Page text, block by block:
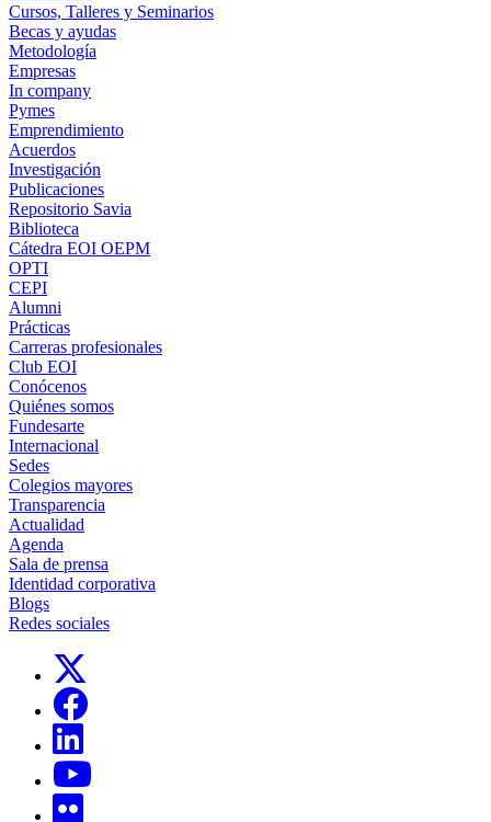
Cursos, Talleres y Seminarios
Becas y ayudas
Metodología
Empresas
In company
Pymes
Emprendimiento
Acuerdos
Investigación
Publicaciones
Repositorio Savia
Biblioteca
Cátedra EOI OEPM
OPTI
CEPI
Alumni
Prácticas
Carreras profesionales
Club EOI
Conócenos
Quiénes somos
Fundesarte
Internacional
Sedes
Colegios mayores
Transparencia
Actualidad
Agenda
Sala de prensa
Identidad corporativa
Blogs
Redes sociales
Links, Opens in this window
Links, Opens in this window
Links, Opens in this window